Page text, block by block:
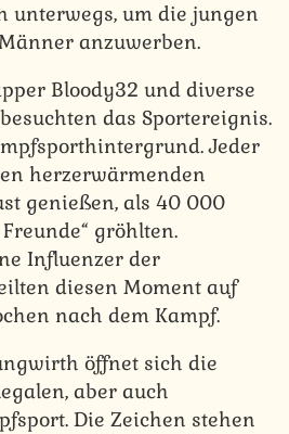
unterwegs, um die jungen
anzuwerben.
Bloody32 und diverse
das Sportereignis.
Jeder
herzerwärmenden
genießen, als 40 000
gröhlten.
Influenzer der
diesen Moment auf
nach dem Kampf.
öffnet sich die
aber auch
Die Zeichen stehen